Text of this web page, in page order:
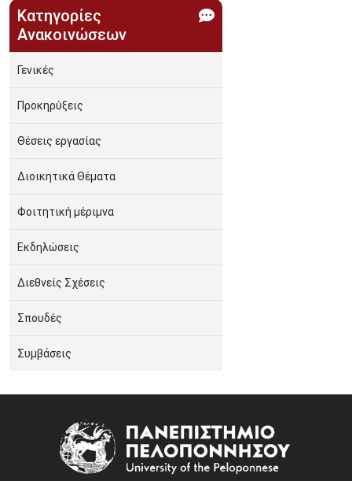
Κατηγορίες
Ανακοινώσεων
Γενικές
Προκηρύξεις
Θέσεις εργασίας
Διοικητικά Θέματα
Φοιτητική μέριμνα
Εκδηλώσεις
Διεθνείς Σχέσεις
Σπουδές
Συμβάσεις